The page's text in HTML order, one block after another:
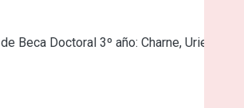
Beca Doctoral 3º año: Charne, Uriel